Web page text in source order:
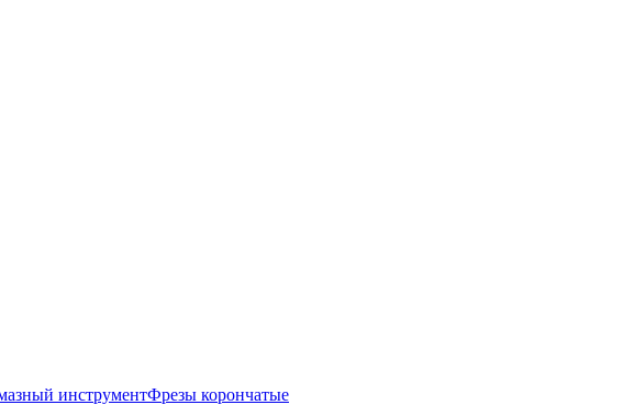
инструментФрезы корончатые